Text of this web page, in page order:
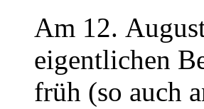
Am 12.
eigentlichen
früh (so auch